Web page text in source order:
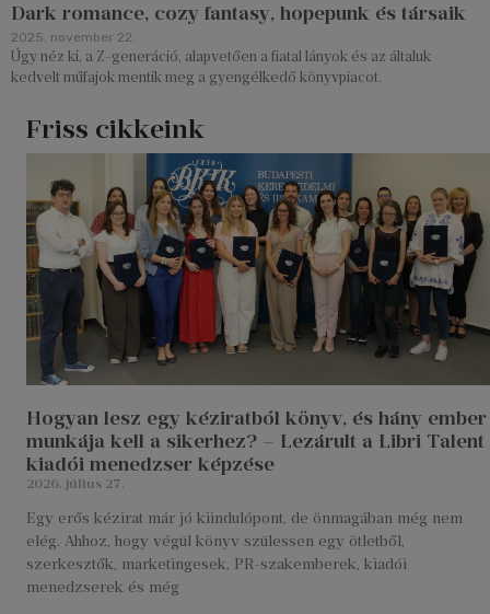
Dark romance, cozy fantasy, hopepunk és társaik
2025. november 22.
Úgy néz ki, a Z-generáció, alapvetően a fiatal lányok és az általuk
kedvelt műfajok mentik meg a gyengélkedő könyvpiacot.
Friss cikkeink
Hogyan lesz egy kéziratból könyv, és hány ember
munkája kell a sikerhez? – Lezárult a Libri Talent
kiadói menedzser képzése
2026. július 27.
Egy erős kézirat már jó kiindulópont, de önmagában még nem
elég. Ahhoz, hogy végül könyv szülessen egy ötletből,
szerkesztők, marketingesek, PR-szakemberek, kiadói
menedzserek és még